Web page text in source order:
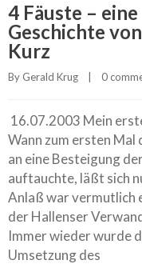
4 Fäuste – eine
Geschichte
Kurz
By Gerald Krug 0
16.07.2003 Mein
Wann zum ersten Mal
an eine Besteigung
auftauchte, läßt sich
Anlaß war vermutlich
der Hallenser
Immer wieder wurde
Umsetzung des